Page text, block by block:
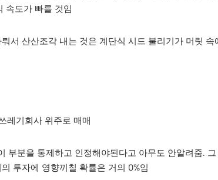
속도가 빠를 것임
서 산산조각 내는 것은 계단식 시드 불리기가 머릿 속
레기회사 위주로 매매
분을 통제하고 인정해야된다고 아무도 안알려줌. 그
투자에 영향끼칠 확률은 거의 0%임